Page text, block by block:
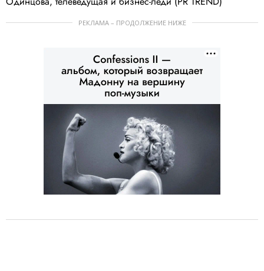
РЕКЛАМА – ПРОДОЛЖЕНИЕ НИЖЕ